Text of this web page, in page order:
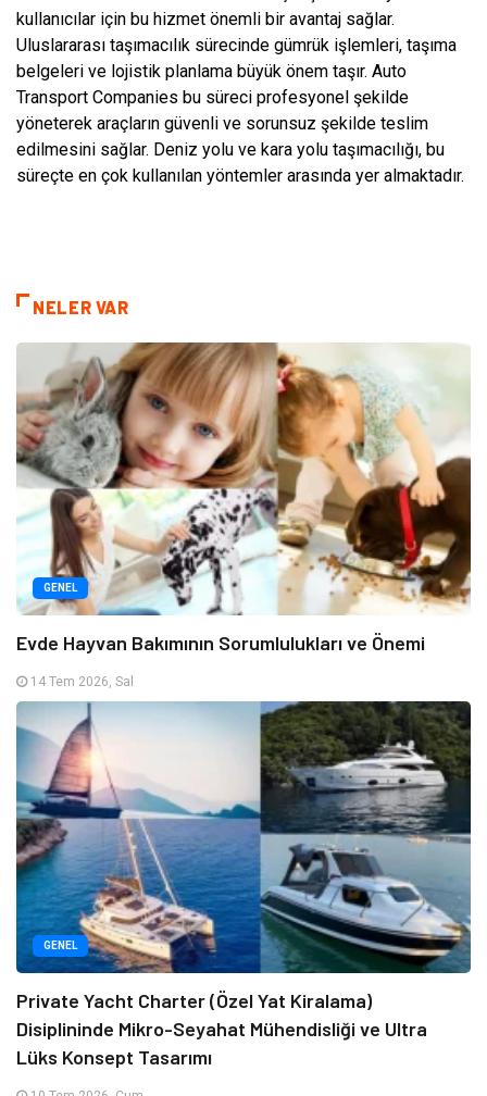
kullanıcılar için bu hizmet önemli bir avantaj sağlar.
Uluslararası taşımacılık sürecinde gümrük işlemleri, taşıma
belgeleri ve lojistik planlama büyük önem taşır. Auto
Transport Companies bu süreci profesyonel şekilde
yöneterek araçların güvenli ve sorunsuz şekilde teslim
edilmesini sağlar. Deniz yolu ve kara yolu taşımacılığı, bu
süreçte en çok kullanılan yöntemler arasında yer almaktadır.
NELER VAR
GENEL
Evde Hayvan Bakımının Sorumlulukları ve Önemi
14 Tem 2026, Sal
GENEL
Private Yacht Charter (Özel Yat Kiralama)
Disiplininde Mikro-Seyahat Mühendisliği ve Ultra
Lüks Konsept Tasarımı